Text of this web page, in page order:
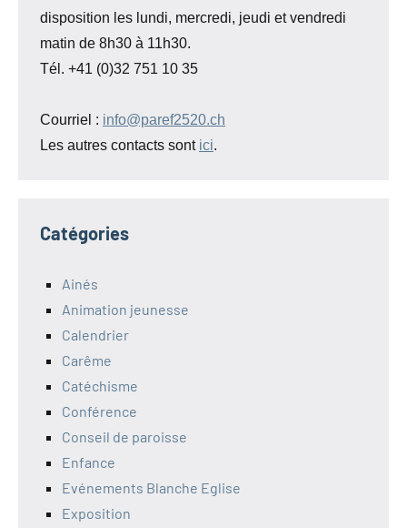
disposition les lundi, mercredi, jeudi et vendredi
matin de 8h30 à 11h30.
Tél. +41 (0)32 751 10 35
Courriel : info@paref2520.ch
Les autres contacts sont ici.
Catégories
Ainés
Animation jeunesse
Calendrier
Carême
Catéchisme
Conférence
Conseil de paroisse
Enfance
Evénements Blanche Eglise
Exposition